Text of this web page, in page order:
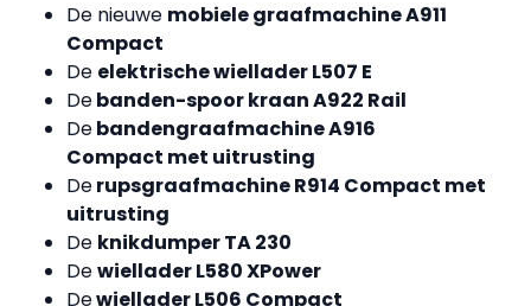
De nieuwe mobiele graafmachine A911
Compact
De elektrische wiellader L507 E
Debanden-spoor kraan A922 Rail
Debandengraafmachine A916
Compact met uitrusting
Derupsgraafmachine R914 Compact met
uitrusting
De knikdumper TA 230
Dewiellader L580 XPower
Dewiellader L506 Compact